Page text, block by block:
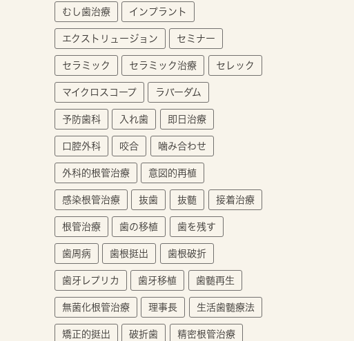
むし歯治療 インプラント
エクストリュージョン セミナー
セラミック セラミック治療 セレック
マイクロスコープ ラバーダム
予防歯科 入れ歯 即日治療
口腔外科 咬合 噛み合わせ
外科的根管治療 意図的再植
感染根管治療 抜歯 抜髄 接着治療
根管治療 歯の移植 歯を残す
歯周病 歯根挺出 歯根破折
歯牙レプリカ 歯牙移植 歯髄再生
無菌化根管治療 理事長 生活歯髄療法
矯正的挺出 破折歯 精密根管治療